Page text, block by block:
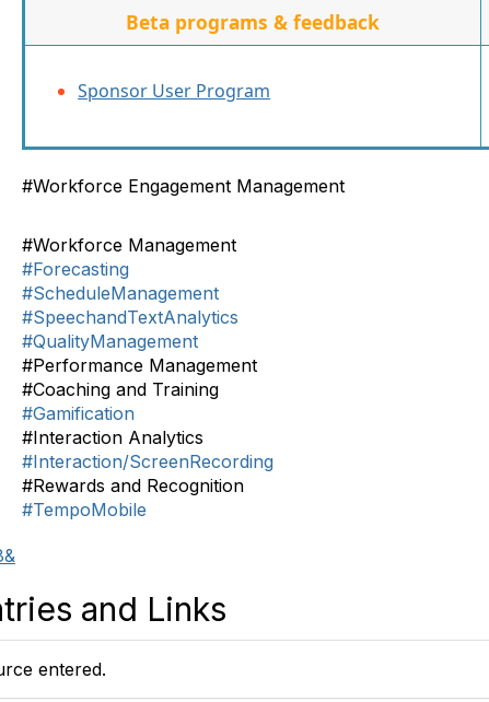
Beta programs & feedback
Sponsor User Program
#Workforce Engagement Management
#Workforce Management
#Forecasting
#ScheduleManagement
#SpeechandTextAnalytics
#QualityManagement
#Performance Management
#Coaching and Training
#Gamification
#Interaction Analytics
#Interaction/ScreenRecording
#Rewards and Recognition
#TempoMobile
and Links
entered.